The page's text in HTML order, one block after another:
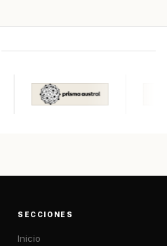
SECCIONES
Inicio